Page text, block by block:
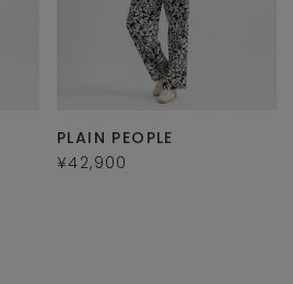
PLAIN PEOPLE
¥42,900